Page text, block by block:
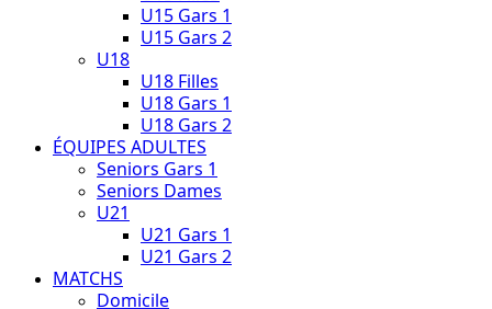
U15 Gars 1
U15 Gars 2
U18
U18 Filles
U18 Gars 1
U18 Gars 2
ÉQUIPES ADULTES
Seniors Gars 1
Seniors Dames
U21
U21 Gars 1
U21 Gars 2
MATCHS
Domicile